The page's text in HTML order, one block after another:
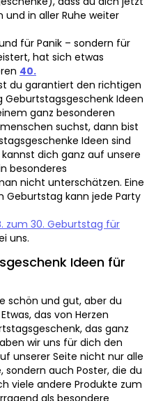
in aller Ruhe weiter
für Panik – sondern für
hat sich etwas
40.
du garantiert den richtigen
Geburtstagsgeschenk Ideen
ganz besonderen
suchst, dann bist
Ideen sind
dich ganz auf unsere
besonderes
nicht unterschätzen. Eine
Geburtstag kann jede Party
zum 30. Geburtstag für
uns.
Ideen für
schön und gut, aber du
das von Herzen
das ganz
wir uns für dich den
unserer Seite nicht nur alle
auch Poster, die du
viele andere Produkte zum
als besondere